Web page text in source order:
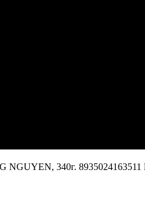
340г. 8935024163511